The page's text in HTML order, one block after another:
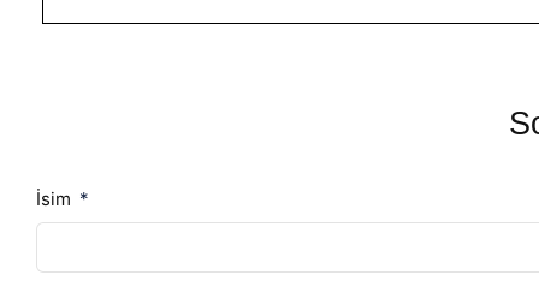
İsim